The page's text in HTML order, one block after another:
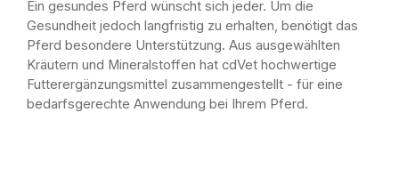
Ein gesundes Pferd wünscht sich jeder. Um die
Gesundheit jedoch langfristig zu erhalten, benötigt das
Pferd besondere Unterstützung. Aus ausgewählten
Kräutern und Mineralstoffen hat cdVet hochwertige
Futterergänzungsmittel zusammengestellt - für eine
bedarfsgerechte Anwendung bei Ihrem Pferd.